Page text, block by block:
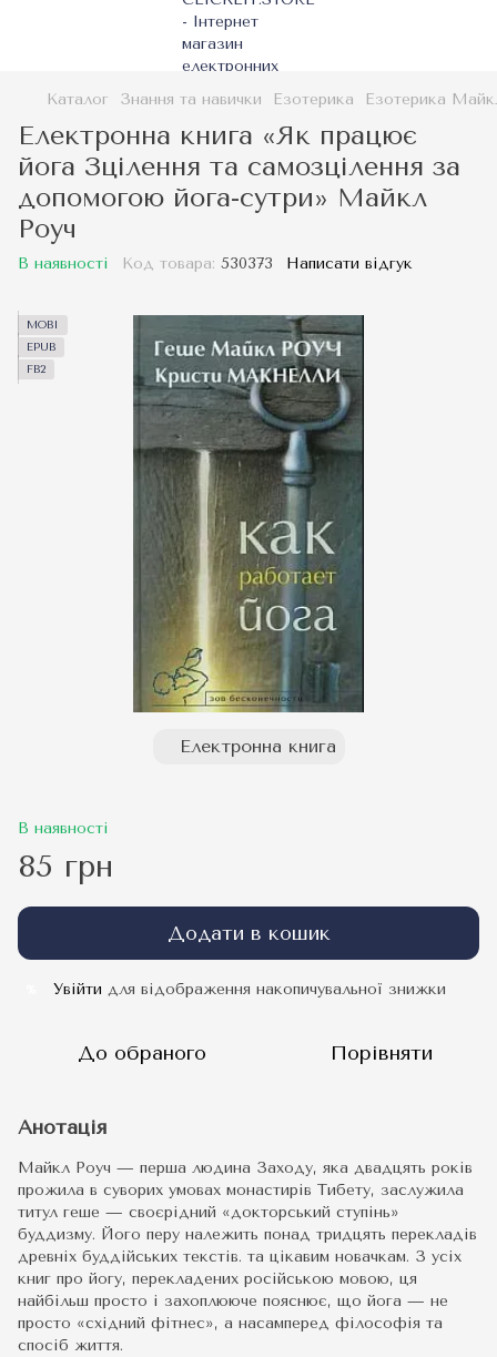
Каталог Знання та навички Езотерика Езотерика
Електронна книга «Як працює
йога Зцілення та самозцілення за
допомогою йога-сутри» Майкл
Роуч
В наявності Код товара: 530373 Написати відгук
MOBI
EPUB
FB2
Електронна книга
В наявності
85 грн
Додати в кошик
Увійти для відображення накопичувальної знижки
До обраного Порівняти
Анотація
Майкл Роуч — перша людина Заходу, яка двадцять років
прожила в суворих умовах монастирів Тибету, заслужила
титул геше — своєрідний «докторський ступінь»
буддизму. Його перу належить понад тридцять перекладів
древніх буддійських текстів. та цікавим новачкам. З усіх
книг про йогу, перекладених російською мовою, ця
найбільш просто і захоплююче пояснює, що йога — не
просто «східний фітнес», а насамперед філософія та
спосіб життя.